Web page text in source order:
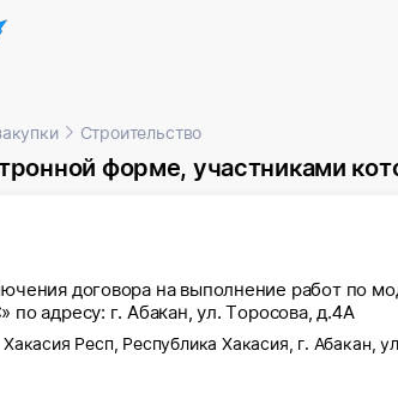
Строительство
форме, участниками которого могут
договора на выполнение работ по
адресу: г. Абакан, ул. Торосова, д.4А
Хакасия Респ, Республика Хакасия, г. Абакан,